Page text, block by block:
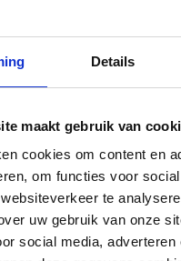
Details
maakt gebruik van
cookies om content en
om functies voor
te
uw gebruik van onze
social media, adverteren
duidelijke introductie en
werkachtig of